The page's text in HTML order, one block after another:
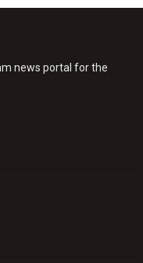
news portal for the